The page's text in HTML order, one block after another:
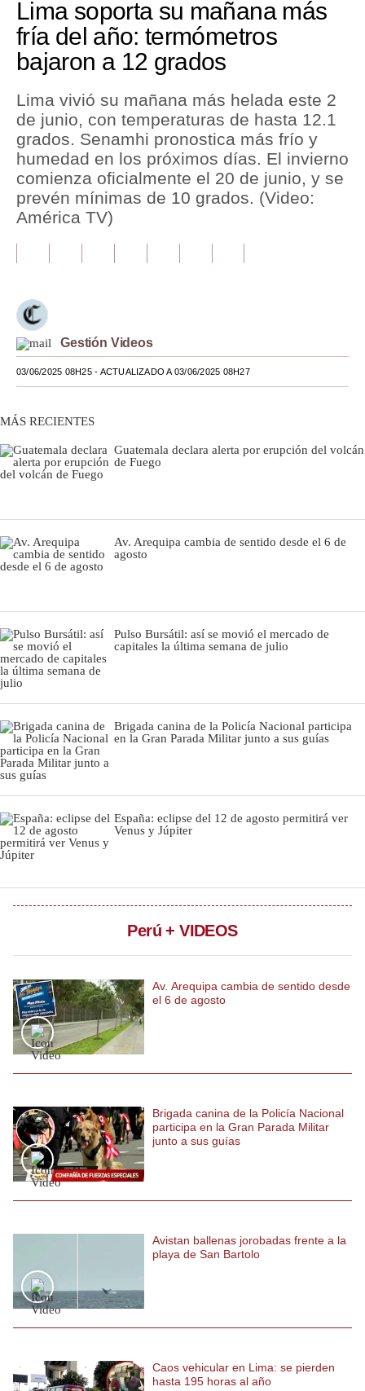
Tu Dinero
Finanzas Personales
Inmobiliarias
Plus G
Opinión
Editorial
Pregunta de hoy
Lujo
Viajes
Moda
Estilos
Mundo
México
España
Club del Suscriptor
Mix
Notas Contratadas
Podcast
Gestión TV
Videos
¿quiénes
Somos?
Términos
Y
Condiciones
Politica
De
Cookies
Preguntas
Frecuentes
Lima soporta su mañana más
fría del año: termómetros
bajaron a 12 grados
Lima vivió su mañana más helada este 2
de junio, con temperaturas de hasta 12.1
grados. Senamhi pronostica más frío y
humedad en los próximos días. El invierno
comienza oficialmente el 20 de junio, y se
prevén mínimas de 10 grados. (Video:
América TV)
Gestión Videos
03/06/2025 08H25- ACTUALIZADO A 03/06/2025 08H27
MÁS RECIENTES
Guatemala declara alerta por erupción del volcán
de Fuego
Av. Arequipa cambia de sentido desde el 6 de
agosto
Pulso Bursátil: así se movió el mercado de
capitales la última semana de julio
Brigada canina de la Policía Nacional participa
en la Gran Parada Militar junto a sus guías
España: eclipse del 12 de agosto permitirá ver
Venus y Júpiter
Perú + VIDEOS
Av. Arequipa cambia de sentido desde
el 6 de agosto
Brigada canina de la Policía Nacional
participa en la Gran Parada Militar
junto a sus guías
Avistan ballenas jorobadas frente a la
playa de San Bartolo
Caos vehicular en Lima: se pierden
hasta 195 horas al año